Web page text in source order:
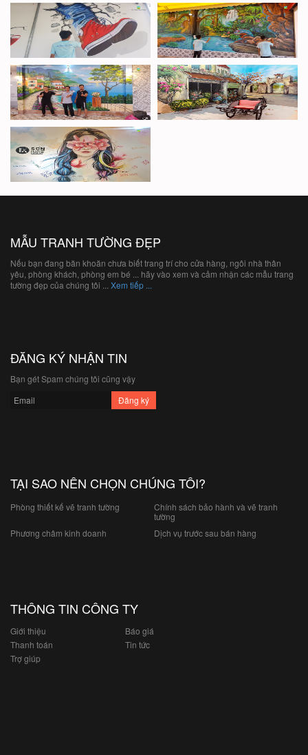
MẪU TRANH TƯỜNG ĐẸP
Nếu bạn đang băn khoăn chưa biết trang trí cho cửa hàng, ngôi nhà thân
yêu, phòng khách, phòng em bé ... hãy vào xem và cảm nhận các mẫu trang
tường đẹp của chúng tôi ... Xem tiếp ...
ĐĂNG KÝ NHẬN TIN
Bạn gét Spam chúng tôi cũng vậy
TẠI SAO NÊN CHỌN CHÚNG TÔI?
Phòng thiết kế vẽ tranh tường
Chính sách bảo hành và vẽ tranh
tường
Phương châm kinh doanh
Dịch vụ trước sau bán hàng
THÔNG TIN CÔNG TY
Giới thiệu
Báo giá
Thanh toán
Tin tức
Trợ giúp